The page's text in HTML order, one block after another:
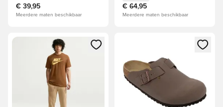
€ 39,95
Meerdere maten beschikbaar
€ 64,95
Meerdere maten beschikbaar
Opent een venster om in te loggen of je aan te melden als
Opent een venster om in te